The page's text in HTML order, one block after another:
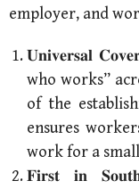
employer, and
𝐔𝐧𝐢𝐯𝐞𝐫𝐬𝐚𝐥
who works”
of the
ensures
work for a
𝐅𝐢𝐫𝐬𝐭 𝐢𝐧